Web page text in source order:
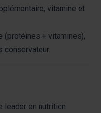
vitamine et
(protéines + vitamines),
conservateur.
leader en nutrition